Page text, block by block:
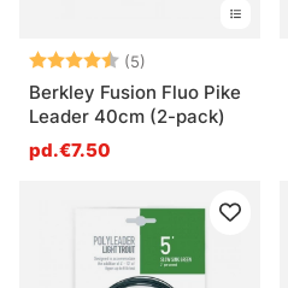
Note: (5)
Berkley Fusion Fluo Pike
Leader 40cm (2-pack)
pd.€7.50